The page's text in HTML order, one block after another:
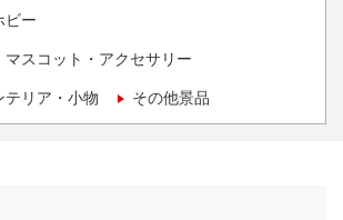
ビー
マスコット・アクセサリー
テリア・小物 その他景品